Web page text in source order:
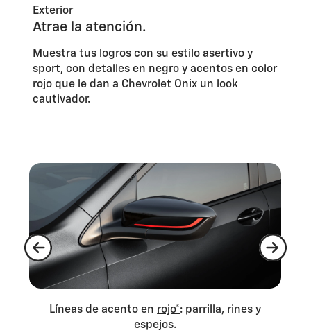
Exterior
Atrae la atención.
Muestra tus logros con su estilo asertivo y
sport, con detalles en negro y acentos en color
rojo que le dan a Chevrolet Onix un look
cautivador.
Líneas de acento en rojo*: parrilla, rines y
espejos.